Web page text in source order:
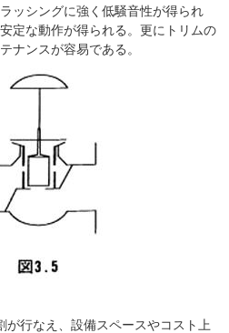
ッシングに強く低騒音性が得られ
定な動作が得られる。更にトリムの
ナンスが容易である。
行なえ、設備スペースやコスト上